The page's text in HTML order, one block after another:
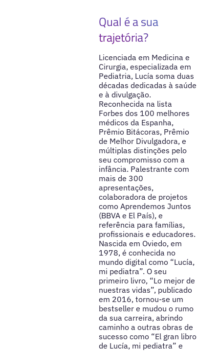
Qual é a sua
trajetória?
Licenciada em Medicina e
Cirurgia, especializada em
Pediatria, Lucía soma duas
décadas dedicadas à saúde
e à divulgação.
Reconhecida na lista
Forbes dos 100 melhores
médicos da Espanha,
Prêmio Bitácoras, Prêmio
de Melhor Divulgadora, e
múltiplas distinções pelo
seu compromisso com a
infância. Palestrante com
mais de 300
apresentações,
colaboradora de projetos
como Aprendemos Juntos
(BBVA e El País), e
referência para famílias,
profissionais e educadores.
Nascida em Oviedo, em
1978, é conhecida no
mundo digital como “Lucía,
mi pediatra”. O seu
primeiro livro, “Lo mejor de
nuestras vidas”, publicado
em 2016, tornou-se um
bestseller e mudou o rumo
da sua carreira, abrindo
caminho a outras obras de
sucesso como “El gran libro
de Lucía, mi pediatra” e